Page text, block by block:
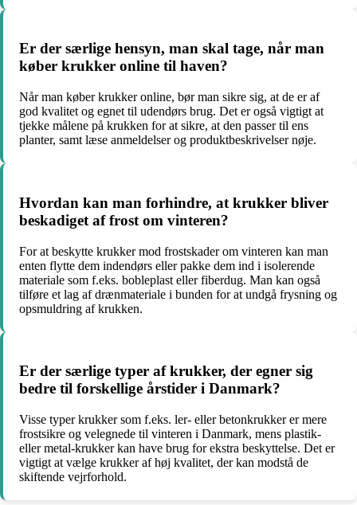
Er der særlige hensyn, man skal tage, når man
køber krukker online til haven?
Når man køber krukker online, bør man sikre sig, at de er af
god kvalitet og egnet til udendørs brug. Det er også vigtigt at
tjekke målene på krukken for at sikre, at den passer til ens
planter, samt læse anmeldelser og produktbeskrivelser nøje.
Hvordan kan man forhindre, at krukker bliver
beskadiget af frost om vinteren?
For at beskytte krukker mod frostskader om vinteren kan man
enten flytte dem indendørs eller pakke dem ind i isolerende
materiale som f.eks. bobleplast eller fiberdug. Man kan også
tilføre et lag af drænmateriale i bunden for at undgå frysning og
opsmuldring af krukken.
Er der særlige typer af krukker, der egner sig
bedre til forskellige årstider i Danmark?
Visse typer krukker som f.eks. ler- eller betonkrukker er mere
frostsikre og velegnede til vinteren i Danmark, mens plastik-
eller metal-krukker kan have brug for ekstra beskyttelse. Det er
vigtigt at vælge krukker af høj kvalitet, der kan modstå de
skiftende vejrforhold.